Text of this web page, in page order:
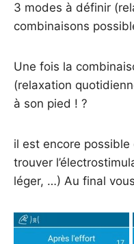
3 modes à définir
combinaisons
Une fois la
(relaxation
à son pied ! ?
il est encore possible
trouver
léger, …) Au final